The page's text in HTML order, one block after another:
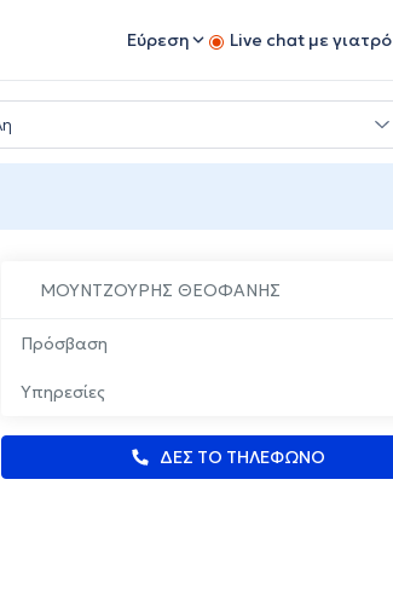
Εύρεση Live chat με γιατρό
ΜΟΥΝΤΖΟΥΡΗΣ ΘΕΟΦΑΝΗΣ
Πρόσβαση
Υπηρεσίες
ΔΕΣ ΤΟ ΤΗΛΕΦΩΝΟ